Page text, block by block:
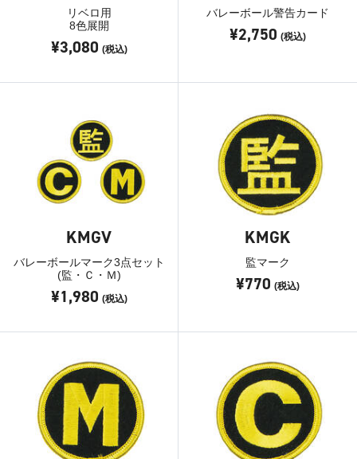
リベロ用
8色展開
¥3,080 (税込)
バレーボール警告カード
¥2,750 (税込)
KMGV
バレーボールマーク3点セット
(監・Ｃ・Ｍ)
¥1,980 (税込)
KMGK
監マーク
¥770 (税込)